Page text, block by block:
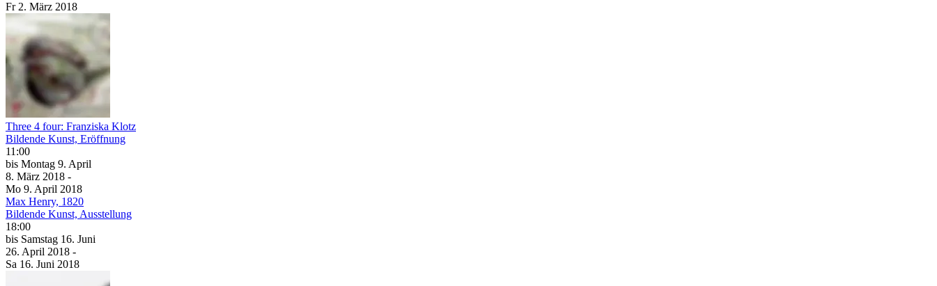
Fr 2. März 2018
Three 4 four: Franziska Klotz
Bildende Kunst, Eröffnung
11:00
bis Montag 9. April
8. März 2018 -
Mo 9. April 2018
Max Henry, 1820
Bildende Kunst, Ausstellung
18:00
bis Samstag 16. Juni
26. April 2018 -
Sa 16. Juni 2018